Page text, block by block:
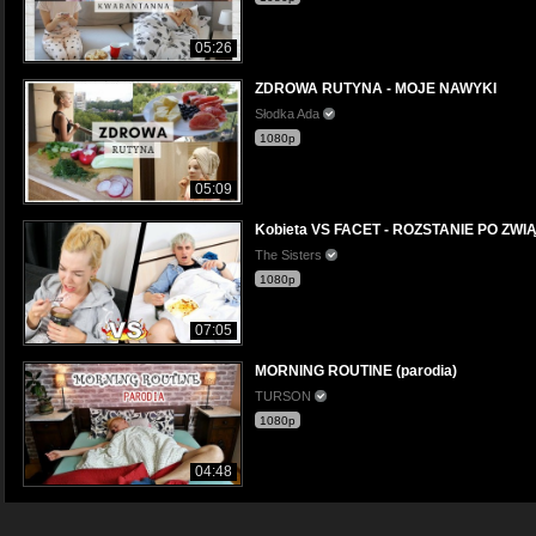
05:26
05:09
ZDROWA RUTYNA - MOJE NAWYKI
Słodka Ada
1080p
07:05
Kobieta VS FACET - ROZSTANIE PO
The Sisters
1080p
04:48
MORNING ROUTINE (parodia)
TURSON
1080p